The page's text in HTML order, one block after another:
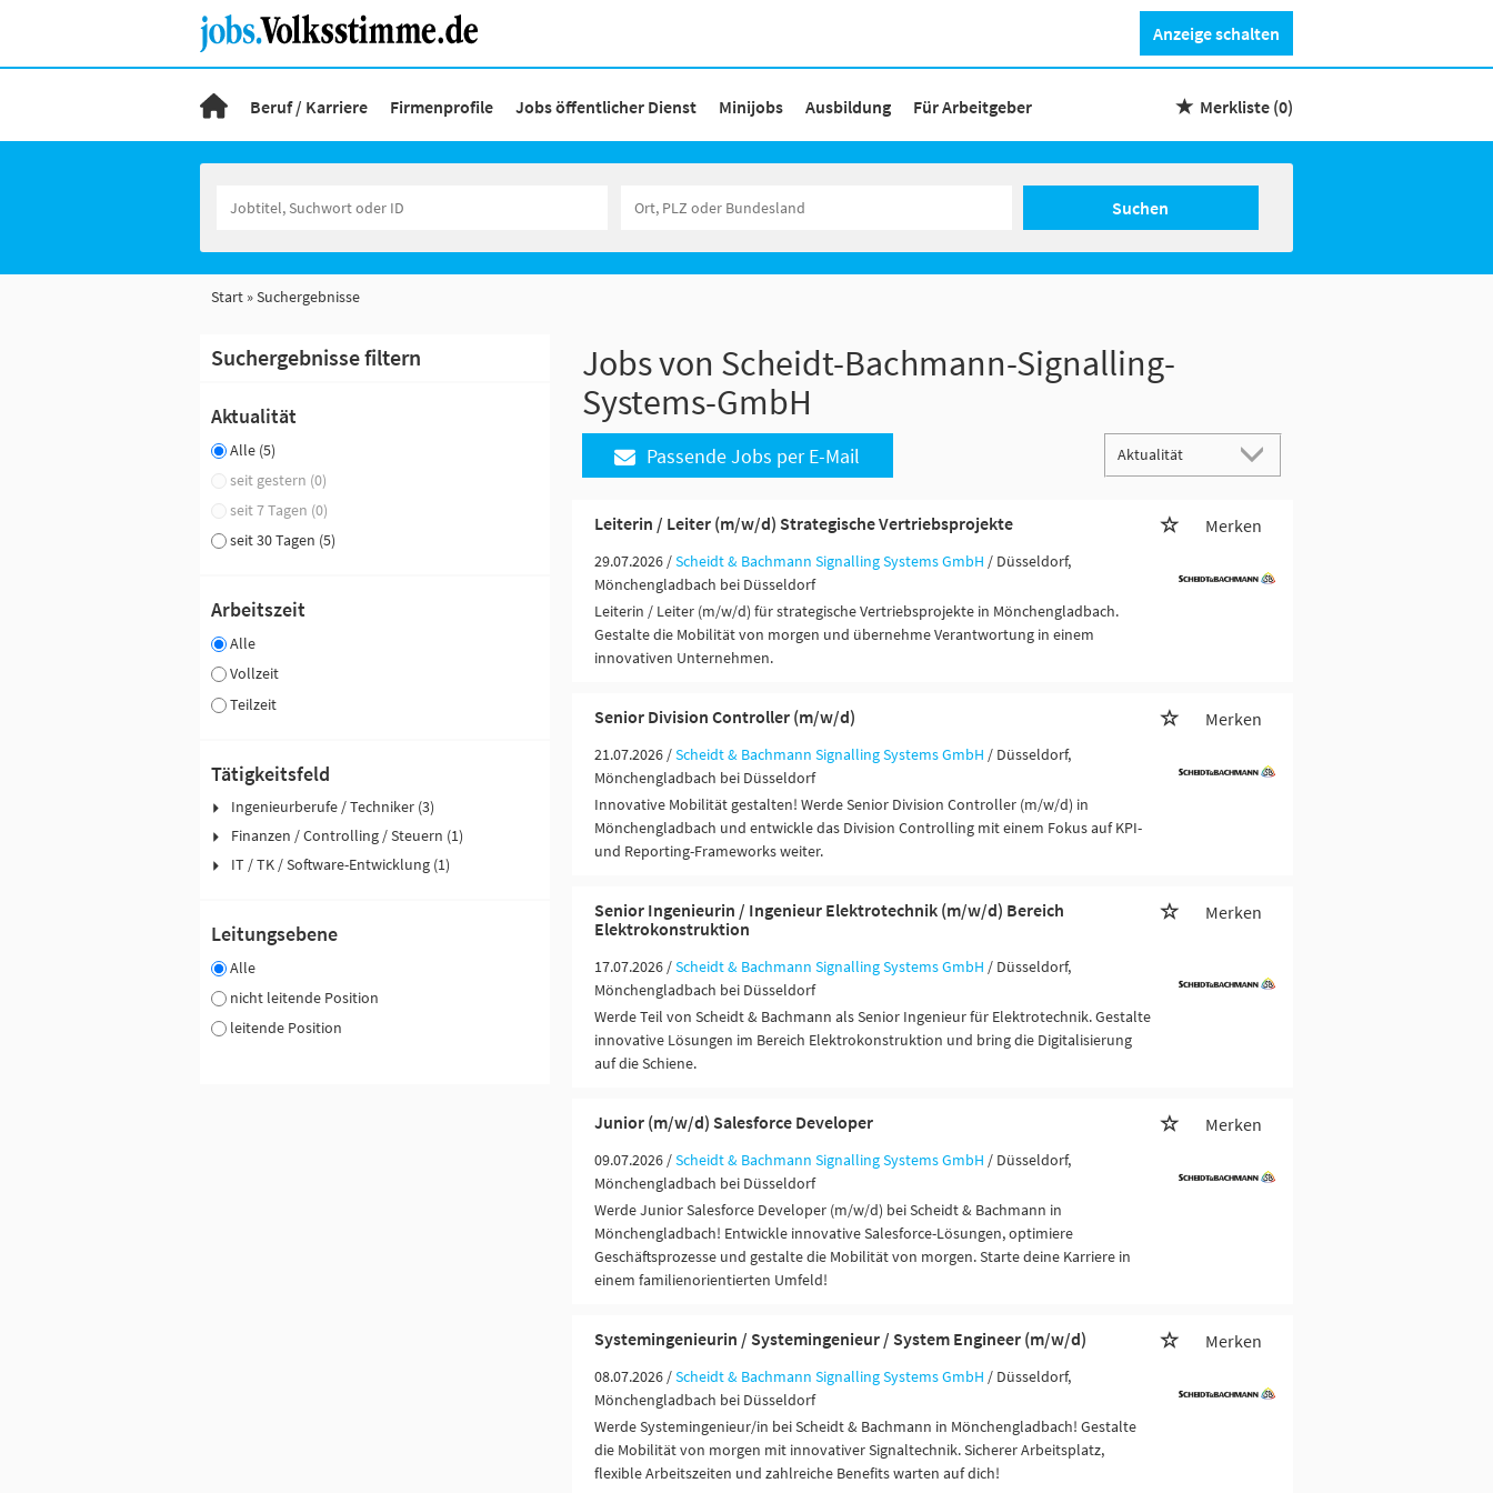
Anzeige schalten
Beruf / Karriere Firmenprofile Jobs öffentlicher Dienst Minijobs Ausbildung Für Arbeitgeber Merkliste (0)
Suchen
Start Suchergebnisse
Suchergebnisse filtern
Aktualität
Alle (5)
seit gestern (0)
seit 7 Tagen (0)
seit 30 Tagen (5)
Arbeitszeit
Alle
Vollzeit
Teilzeit
Tätigkeitsfeld
Ingenieurberufe / Techniker (3)
Finanzen / Controlling / Steuern (1)
IT / TK / Software-Entwicklung (1)
Leitungsebene
Alle
nicht leitende Position
leitende Position
Jobs von Scheidt-Bachmann-Signalling-
Systems-GmbH
Passende Jobs per E-Mail
Leiterin / Leiter (m/w/d) Strategische Vertriebsprojekte Merken
29.07.2026 /Scheidt & Bachmann Signalling Systems GmbH / Düsseldorf,
Mönchengladbach bei Düsseldorf
Leiterin / Leiter (m/w/d) für strategische Vertriebsprojekte in Mönchengladbach.
Gestalte die Mobilität von morgen und übernehme Verantwortung in einem
innovativen Unternehmen.
Senior Division Controller (m/w/d) Merken
21.07.2026 /Scheidt & Bachmann Signalling Systems GmbH / Düsseldorf,
Mönchengladbach bei Düsseldorf
Innovative Mobilität gestalten! Werde Senior Division Controller (m/w/d) in
Mönchengladbach und entwickle das Division Controlling mit einem Fokus auf KPI-
und Reporting-Frameworks weiter.
Senior Ingenieurin / Ingenieur Elektrotechnik (m/w/d) Bereich
Elektrokonstruktion
Merken
17.07.2026 /Scheidt & Bachmann Signalling Systems GmbH / Düsseldorf,
Mönchengladbach bei Düsseldorf
Werde Teil von Scheidt & Bachmann als Senior Ingenieur für Elektrotechnik. Gestalte
innovative Lösungen im Bereich Elektrokonstruktion und bring die Digitalisierung
auf die Schiene.
Junior (m/w/d) Salesforce Developer Merken
09.07.2026 /Scheidt & Bachmann Signalling Systems GmbH / Düsseldorf,
Mönchengladbach bei Düsseldorf
Werde Junior Salesforce Developer (m/w/d) bei Scheidt & Bachmann in
Mönchengladbach! Entwickle innovative Salesforce-Lösungen, optimiere
Geschäftsprozesse und gestalte die Mobilität von morgen. Starte deine Karriere in
einem familienorientierten Umfeld!
Systemingenieurin / Systemingenieur / System Engineer (m/w/d) Merken
08.07.2026 /Scheidt & Bachmann Signalling Systems GmbH / Düsseldorf,
Mönchengladbach bei Düsseldorf
Werde Systemingenieur/in bei Scheidt & Bachmann in Mönchengladbach! Gestalte
die Mobilität von morgen mit innovativer Signaltechnik. Sicherer Arbeitsplatz,
flexible Arbeitszeiten und zahlreiche Benefits warten auf dich!